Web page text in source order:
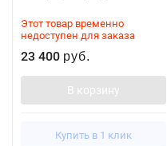
Этот товар временно
недоступен для заказа
23 400 руб.
В корзину
Купить в 1 клик